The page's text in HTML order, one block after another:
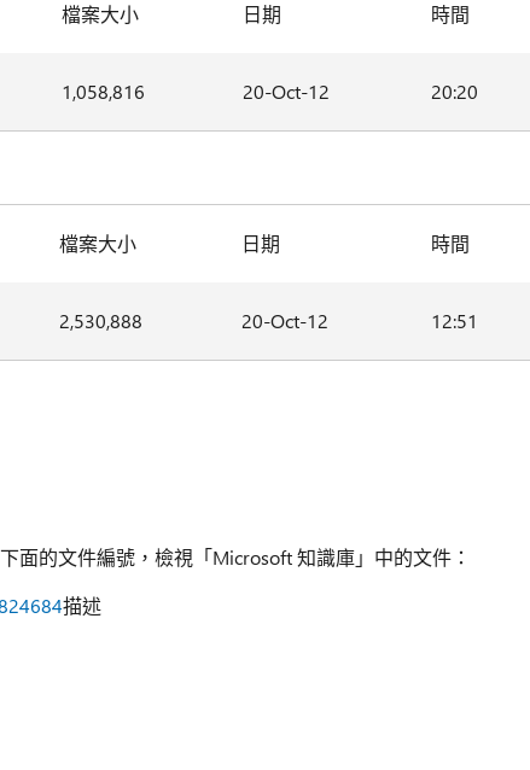
檔案大小 日期 時間
1,058,816 20-Oct-12 20:20
檔案大小 日期 時間
2,530,888 20-Oct-12 12:51
面的文件編號，檢視「Microsoft 知識庫」中的文件：
描述